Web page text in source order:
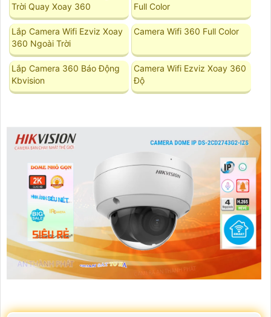
Trời Quay Xoay 360
Full Color
Lắp Camera Wifi Ezviz Xoay
360 Ngoài Trời
Camera Wifi 360 Full Color
Lắp Camera 360 Báo Động
Kbvision
Camera Wifi Ezviz Xoay 360
Độ